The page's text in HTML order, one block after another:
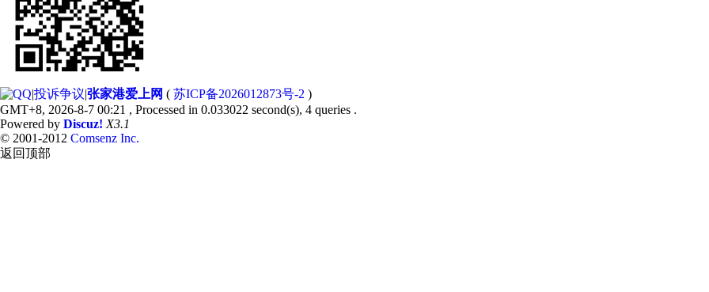
|投诉争议|张家港爱上网 ( 苏ICP备2026012873号-2 )
GMT+8, 2026-8-7 00:21 , Processed in 0.033022 second(s), 4 queries .
Powered by Discuz! X3.1
© 2001-2012 Comsenz Inc.
返回顶部